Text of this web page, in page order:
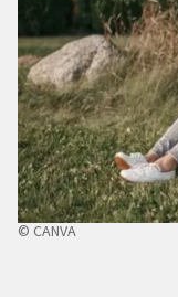
© CANVA